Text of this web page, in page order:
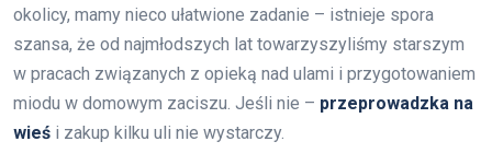
okolicy, mamy nieco ułatwione zadanie – istnieje spora
szansa, że od najmłodszych lat towarzyszyliśmy starszym
w pracach związanych z opieką nad ulami i przygotowaniem
miodu w domowym zaciszu. Jeśli nie – przeprowadzka na
wieś i zakup kilku uli nie wystarczy.